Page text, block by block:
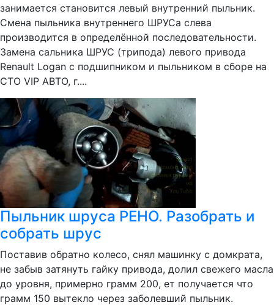
занимается становится левый внутренний пыльник.
Смена пыльника внутреннего ШРУСа слева
производится в определённой последовательности.
Замена сальника ШРУС (трипода) левого привода
Renault Logan с подшипником и пыльником в сборе на
СТО VIP АВТО, г....
Пыльник шруса РЕНО. Разобрать и
собрать шрус
Поставив обратно колесо, снял машинку с домкрата,
не забыв затянуть гайку привода, долил свежего масла
до уровня, примерно грамм 200, ет получается что
грамм 150 вытекло через заболевший пыльник.